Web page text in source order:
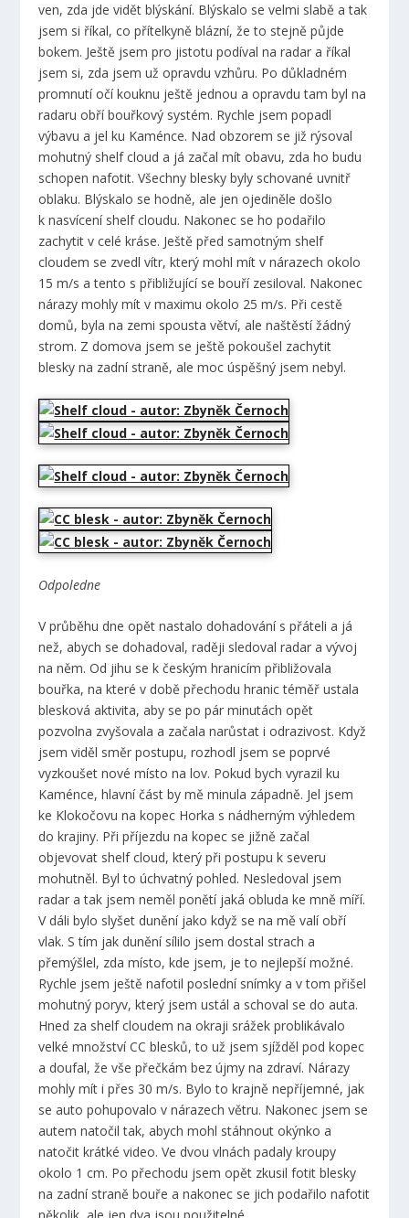
ven, zda jde vidět blýskání. Blýskalo se velmi slabě a tak
jsem si říkal, co přítelkyně blázní, že to stejně půjde
bokem. Ještě jsem pro jistotu podíval na radar a říkal
jsem si, zda jsem už opravdu vzhůru. Po důkladném
promnutí očí kouknu ještě jednou a opravdu tam byl na
radaru obří bouřkový systém. Rychle jsem popadl
výbavu a jel ku Kaménce. Nad obzorem se již rýsoval
mohutný shelf cloud a já začal mít obavu, zda ho budu
schopen nafotit. Všechny blesky byly schované uvnitř
oblaku. Blýskalo se hodně, ale jen ojediněle došlo
k nasvícení shelf cloudu. Nakonec se ho podařilo
zachytit v celé kráse. Ještě před samotným shelf
cloudem se zvedl vítr, který mohl mít v nárazech okolo
15 m/s a tento s přibližující se bouří zesiloval. Nakonec
nárazy mohly mít v maximu okolo 25 m/s. Při cestě
domů, byla na zemi spousta větví, ale naštěstí žádný
strom. Z domova jsem se ještě pokoušel zachytit
blesky na zadní straně, ale moc úspěšný jsem nebyl.
Odpoledne
V průběhu dne opět nastalo dohadování s přáteli a já
než, abych se dohadoval, raději sledoval radar a vývoj
na něm. Od jihu se k českým hranicím přibližovala
bouřka, na které v době přechodu hranic téměř ustala
blesková aktivita, aby se po pár minutách opět
pozvolna zvyšovala a začala narůstat i odrazivost. Když
jsem viděl směr postupu, rozhodl jsem se poprvé
vyzkoušet nové místo na lov. Pokud bych vyrazil ku
Kaménce, hlavní část by mě minula západně. Jel jsem
ke Klokočovu na kopec Horka s nádherným výhledem
do krajiny. Při příjezdu na kopec se jižně začal
objevovat shelf cloud, který při postupu k severu
mohutněl. Byl to úchvatný pohled. Nesledoval jsem
radar a tak jsem neměl ponětí jaká obluda ke mně míří.
V dáli bylo slyšet dunění jako když se na mě valí obří
vlak. S tím jak dunění sílilo jsem dostal strach a
přemýšlel, zda místo, kde jsem, je to nejlepší možné.
Rychle jsem ještě nafotil poslední snímky a v tom přišel
mohutný poryv, který jsem ustál a schoval se do auta.
Hned za shelf cloudem na okraji srážek problikávalo
velké množství CC blesků, to už jsem sjížděl pod kopec
a doufal, že vše přečkám bez újmy na zdraví. Nárazy
mohly mít i přes 30 m/s. Bylo to krajně nepříjemné, jak
se auto pohupovalo v nárazech větru. Nakonec jsem se
autem natočil tak, abych mohl stáhnout okýnko a
natočit krátké video. Ve dvou vlnách padaly kroupy
okolo 1 cm. Po přechodu jsem opět zkusil fotit blesky
na zadní straně bouře a nakonec se jich podařilo nafotit